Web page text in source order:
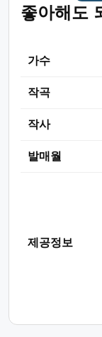
좋아해도
가수
작곡
작사
발매월
제공정보